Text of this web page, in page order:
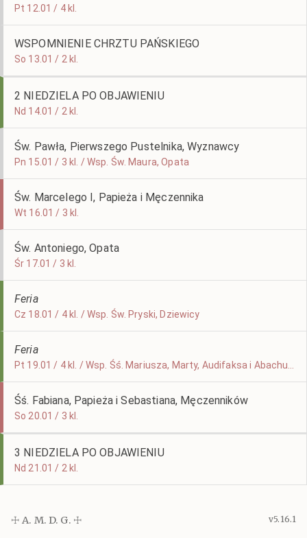
Pt 12.01 / 4 kl.
WSPOMNIENIE CHRZTU PAŃSKIEGO
So 13.01 / 2 kl.
2 NIEDZIELA PO OBJAWIENIU
Nd 14.01 / 2 kl.
Św. Pawła, Pierwszego Pustelnika, Wyznawcy
Pn 15.01 / 3 kl. / Wsp. Św. Maura, Opata
Św. Marcelego I, Papieża i Męczennika
Wt 16.01 / 3 kl.
Św. Antoniego, Opata
Śr 17.01 / 3 kl.
Feria
Cz 18.01 / 4 kl. / Wsp. Św. Pryski, Dziewicy
Feria
Śś. Fabiana, Papieża i Sebastiana, Męczenników
So 20.01 / 3 kl.
3 NIEDZIELA PO OBJAWIENIU
Nd 21.01 / 2 kl.
☩ A. M. D. G. ☩ v5.16.1